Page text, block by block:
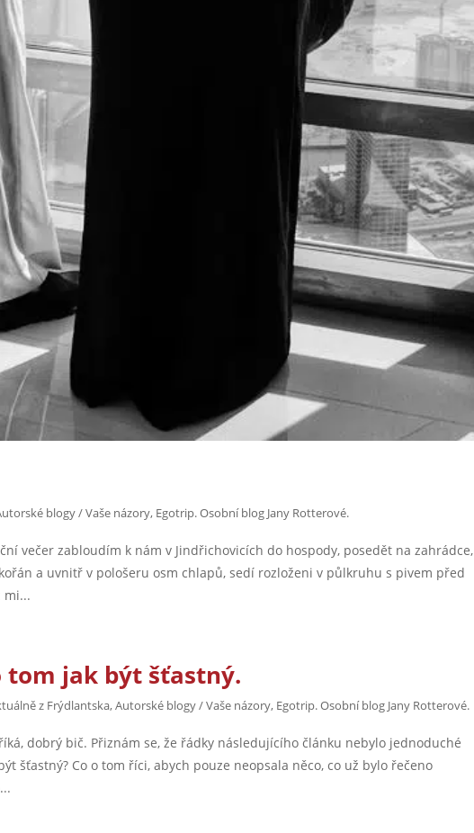
blogy / Vaše názory, Egotrip. Osobní blog Jany Rotterové.
večer zabloudím k nám v Jindřichovicích do hospody, posedět na zahrádce,
a uvnitř v pološeru osm chlapů, sedí rozloženi v půlkruhu s pivem před
mi...
tom jak být šťastný.
z Frýdlantska,Autorské blogy / Vaše názory, Egotrip. Osobní blog Jany Rotterové.
dobrý bič. Přiznám se, že řádky následujícího článku nebylo jednoduché
šťastný? Co o tom říci, abych pouze neopsala něco, co už bylo řečeno